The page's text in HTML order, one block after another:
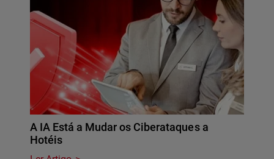
A IA Está a Mudar os Ciberataques a
Hotéis